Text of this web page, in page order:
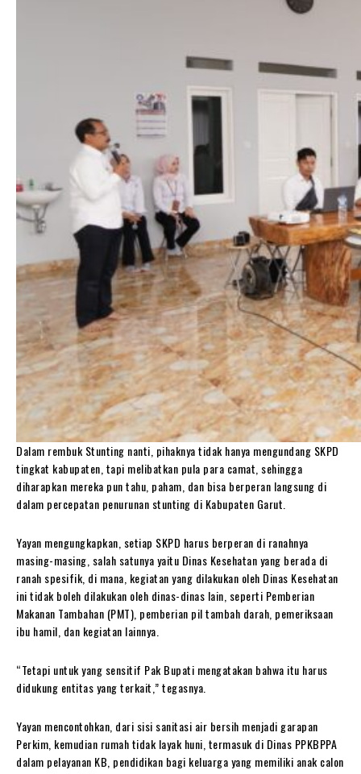
Dalam rembuk Stunting nanti, pihaknya tidak hanya mengundang SKPD
tingkat kabupaten, tapi melibatkan pula para camat, sehingga
diharapkan mereka pun tahu, paham, dan bisa berperan langsung di
dalam percepatan penurunan stunting di Kabupaten Garut.
Yayan mengungkapkan, setiap SKPD harus berperan di ranahnya
masing-masing, salah satunya yaitu Dinas Kesehatan yang berada di
ranah spesifik, di mana, kegiatan yang dilakukan oleh Dinas Kesehatan
ini tidak boleh dilakukan oleh dinas-dinas lain, seperti Pemberian
Makanan Tambahan (PMT), pemberian pil tambah darah, pemeriksaan
ibu hamil, dan kegiatan lainnya.
“Tetapi untuk yang sensitif Pak Bupati mengatakan bahwa itu harus
didukung entitas yang terkait,” tegasnya.
Yayan mencontohkan, dari sisi sanitasi air bersih menjadi garapan
Perkim, kemudian rumah tidak layak huni, termasuk di Dinas PPKBPPA
dalam pelayanan KB, pendidikan bagi keluarga yang memiliki anak calon